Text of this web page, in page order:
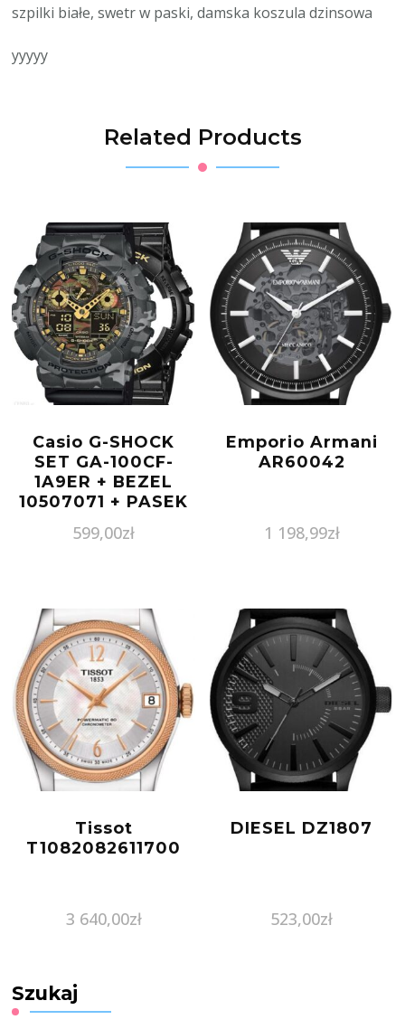
szpilki białe, swetr w paski, damska koszula dzinsowa
yyyyy
Related Products
Casio G-SHOCK
SET GA-100CF-
1A9ER + BEZEL
10507071 + PASEK
10347688
599,00zł
Emporio Armani
AR60042
1 198,99zł
Tissot
T1082082611700
3 640,00zł
DIESEL DZ1807
523,00zł
Szukaj